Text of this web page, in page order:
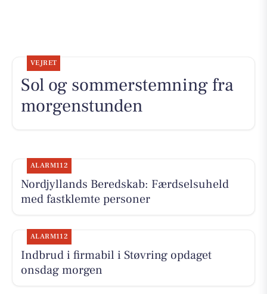
VEJRET
Sol og sommerstemning fra
morgenstunden
ALARM112
Nordjyllands Beredskab: Færdselsuheld
med fastklemte personer
ALARM112
Indbrud i firmabil i Støvring opdaget
onsdag morgen